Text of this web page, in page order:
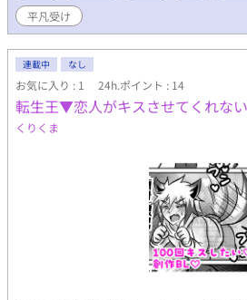
平凡受け
連載中 なし
お気に入り : 1 24h.ポイント : 14
転生王▼恋人がキスさせてくれな
くりくま